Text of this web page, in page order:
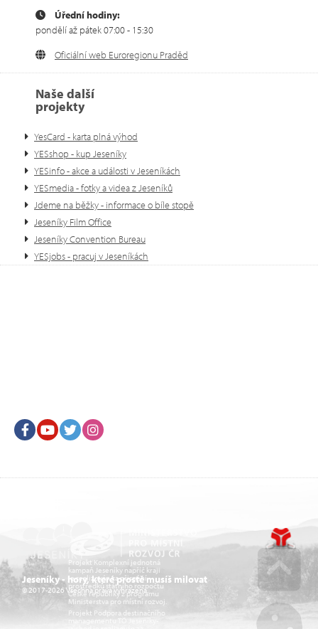
Úřední hodiny:
pondělí až pátek 07:00 - 15:30
Oficiální web Euroregionu Praděd
Naše další
projekty
YesCard - karta plná výhod
YESshop - kup Jeseníky
YESinfo - akce a události v Jeseníkách
YESmedia - fotky a videa z Jeseníků
Jdeme na běžky - informace o bíle stopě
Jeseníky Film Office
Jeseníky Convention Bureau
YESjobs - pracuj v Jeseníkách
FacebookYoutubeTwitter
Jeseníky - hory, které prostě musíš milovat
© 2017-2026 Všechna práva vyhrazena.
Projekt Komplexní jednotná
kampaň Jeseníky napříč kraji
je realizován za přispění
prostředků státního rozpočtu
České republiky z programu
Ministerstva pro místní rozvoj.
Projekt Podpora destinačního
managementu TO Jeseníky- Go